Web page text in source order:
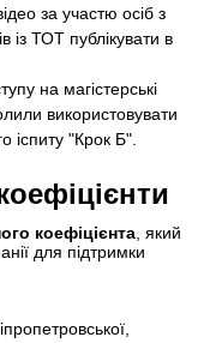
за участю осіб з
із ТОТ публікувати в
на магістерські
використовувати
іспиту "Крок Б".
коефіцієнта , який
для підтримки